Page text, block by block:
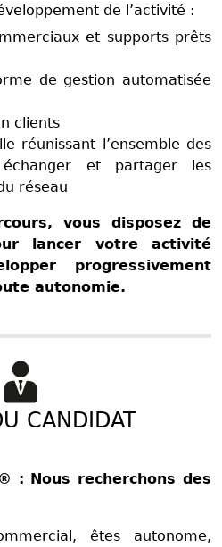
de l’activité :
et supports prêts
de gestion automatisée
clients
réunissant l’ensemble des
et partager les
réseau
vous disposez de
lancer votre activité
progressivement
autonomie.
CANDIDAT
: Nous recherchons des
êtes autonome,